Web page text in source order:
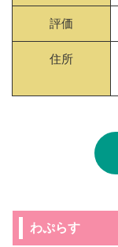
評価
住所
わぷらす